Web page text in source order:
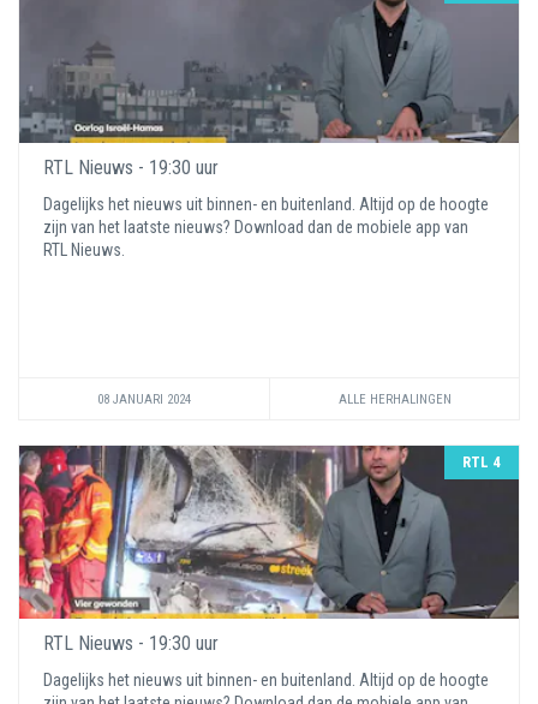
RTL Nieuws - 19:30 uur
Dagelijks het nieuws uit binnen- en buitenland. Altijd op de hoogte
zijn van het laatste nieuws? Download dan de mobiele app van
RTL Nieuws.
08 JANUARI 2024 ALLE HERHALINGEN
RTL 4
RTL Nieuws - 19:30 uur
Dagelijks het nieuws uit binnen- en buitenland. Altijd op de hoogte